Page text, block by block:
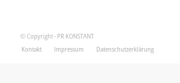
© Copyright - PR KONSTANT
Kontakt
Impressum Datenschutzerklärung